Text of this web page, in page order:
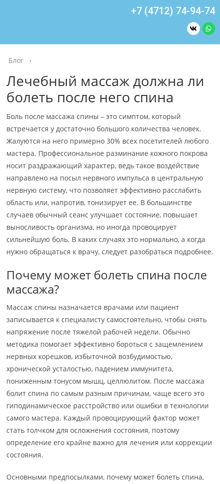
+7 (4712) 74-94-74
Блог ›
Лечебный массаж должна ли
болеть после него спина
Боль после массажа спины – это симптом, который
встречается у достаточно большого количества человек.
Жалуются на него примерно 30% всех посетителей любого
мастера. Профессиональное разминание кожного покрова
носит раздражающий характер, ведь такое воздействие
направлено на посыл нервного импульса в центральную
нервную систему, что позволяет эффективно расслабить
область или, напротив, тонизирует ее. В большинстве
случаев обычный сеанс улучшает состояние, повышает
выносливость организма, но иногда провоцирует
сильнейшую боль. В каких случаях это нормально, а когда
нужно обращаться к врачу, следует разобраться подробнее.
Почему может болеть спина после
массажа?
Массаж спины назначается врачами или пациент
записывается к специалисту самостоятельно, чтобы снять
напряжение после тяжелой рабочей недели. Обычно
методика помогает эффективно бороться с защемлением
нервных корешков, избыточной возбудимостью,
хронической усталостью, падением иммунитета,
пониженным тонусом мышц, целлюлитом. После массажа
болит спина по самым разным причинам, чаще всего это
гиподинамическое расстройство или ошибки в технологии
самого мастера. Каждый провоцирующий фактор может
стать толчком для осложнения состояния, поэтому
определение его крайне важно для лечения или коррекции
состояния.
Основными предпосылками, почему может болеть спина,